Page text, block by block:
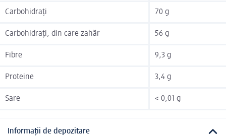
Carbohidrați 70 g
Carbohidrați, din care zahăr 56 g
Fibre 9,3 g
Proteine 3,4 g
Sare < 0,01 g
Informații de depozitare